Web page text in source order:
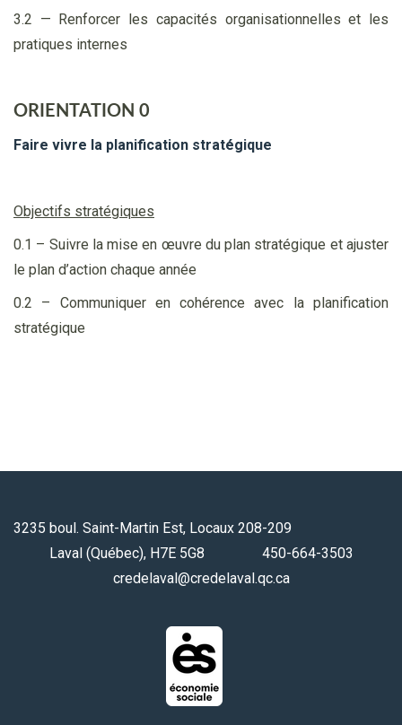
3.2 — Renforcer les capacités organisationnelles et les
pratiques internes
ORIENTATION 0
Faire vivre la planification stratégique
Objectifs stratégiques
0.1 – Suivre la mise en œuvre du plan stratégique et ajuster
le plan d’action chaque année
0.2 – Communiquer en cohérence avec la planification
stratégique
3235 boul. Saint-Martin Est, Locaux 208-209
Laval (Québec), H7E 5G8 450-664-3503
credelaval@credelaval.qc.ca